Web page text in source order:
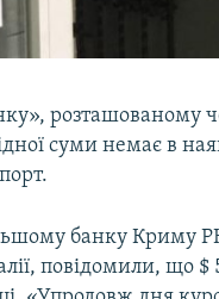
розташованому
суми немає в
банку Криму
повідомили, що $